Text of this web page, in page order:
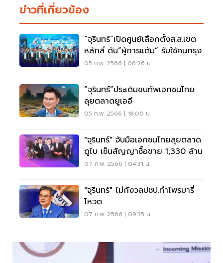
ข่าวที่เกี่ยวข้อง
“จุรินทร์”เปิดศูนย์เลือกตั้งส.ส.เขต
หลักสี่ ดัน”ผู้การแต้ม” รับใช้คนกรุง
05 ก.พ. 2566 | 06:26 น.
“จุรินทร์”ประเดิมขนทัพเอกชนไทย
ลุยตลาดยูเออี
05 ก.พ. 2566 | 18:00 น.
"จุรินทร์" จับมือเอกชนไทยลุยตลาด
ดูไบ เซ็นสัญญาซื้อขาย 1,330 ล้าน
07 ก.พ. 2566 | 04:31 น.
"จุรินทร์" ไม่กังวลปชป.ทำไพรมารี่
โหวต
07 ก.พ. 2566 | 09:35 น.